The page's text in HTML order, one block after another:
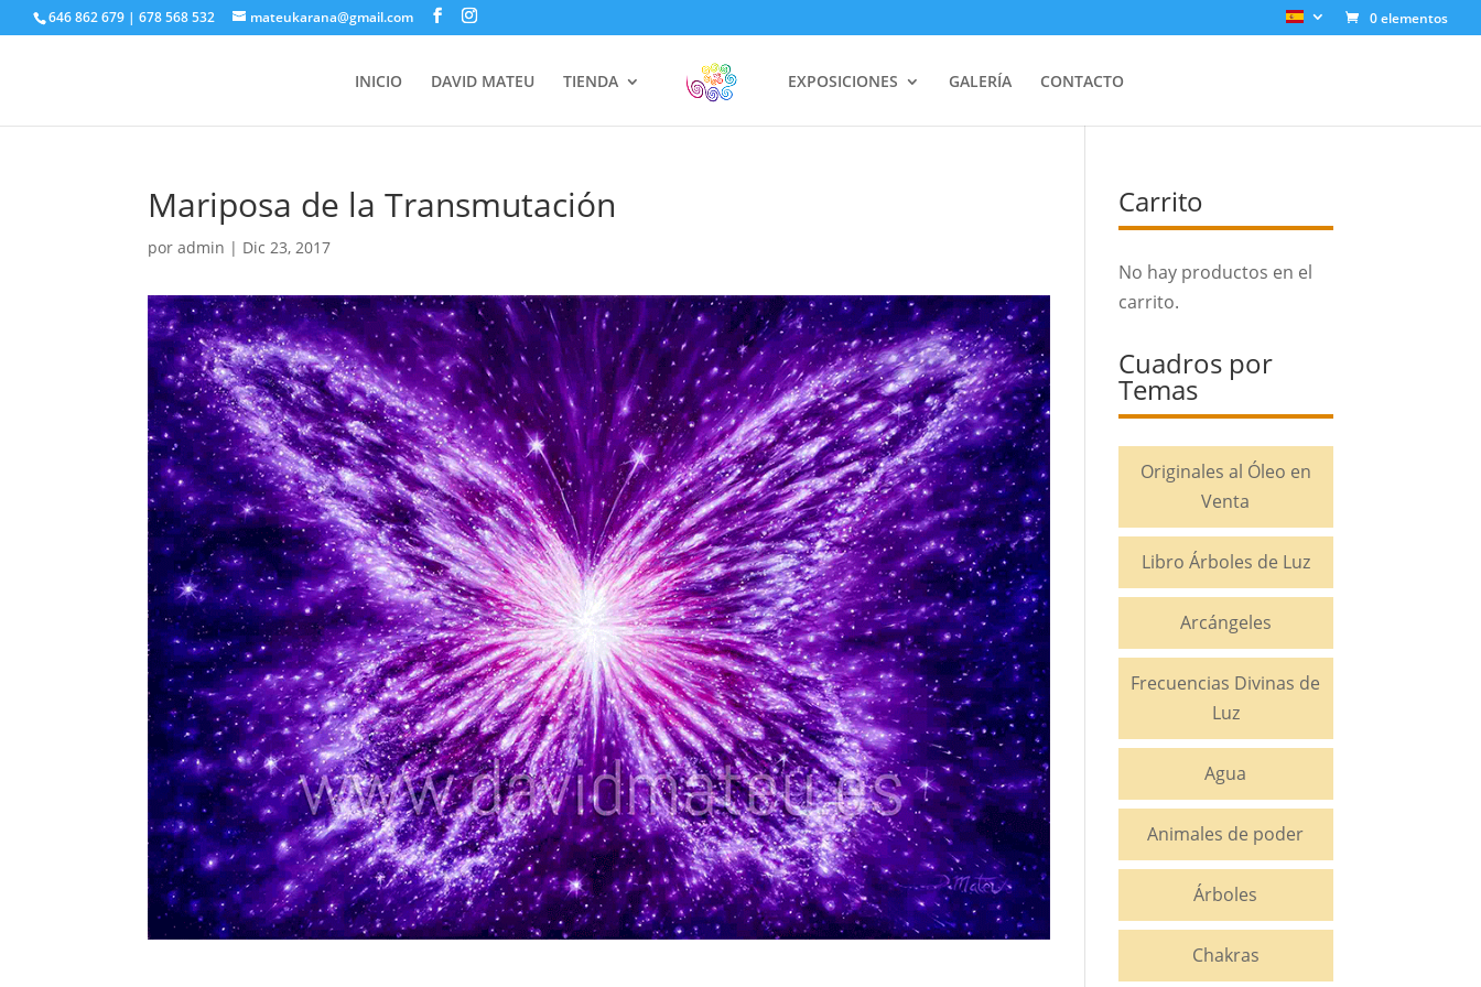
646 862 679 | 678 568 532 mateukarana@gmail.com 0 elementos
INICIO DAVID MATEU TIENDA EXPOSICIONES GALERÍA CONTACTO
Mariposa de la Transmutación
poradmin | Dic 23, 2017
Carrito
No hay productos en el
carrito.
Cuadros por
Temas
Originales al Óleo en
Venta
Libro Árboles de Luz
Arcángeles
Frecuencias Divinas de
Luz
Agua
Animales de poder
Árboles
Chakras